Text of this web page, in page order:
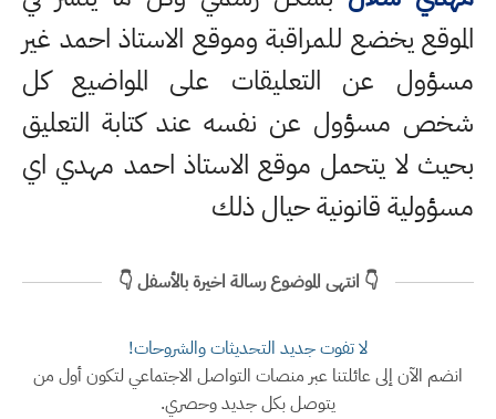
الموقع يخضع للمراقبة وموقع الاستاذ احمد غير
مسؤول عن التعليقات على المواضيع كل
شخص مسؤول عن نفسه عند كتابة التعليق
بحيث لا يتحمل موقع الاستاذ احمد مهدي اي
مسؤولية قانونية حيال ذلك
👇 انتهى الموضوع رسالة اخيرة بالأسفل 👇
لا تفوت جديد التحديثات والشروحات!
انضم الآن إلى عائلتنا عبر منصات التواصل الاجتماعي لتكون أول من
يتوصل بكل جديد وحصري.